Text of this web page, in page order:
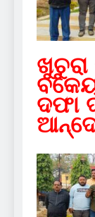
ଦଫା